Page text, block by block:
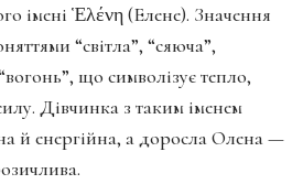
імені Ἑλένη (Елене). Значення
“світла”, “сяюча”,
що символізує тепло,
Дівчинка з таким іменем
й енергійна, а доросла Олена —